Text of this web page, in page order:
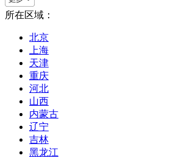
所在区域：
北京
上海
天津
重庆
河北
山西
内蒙古
辽宁
吉林
黑龙江